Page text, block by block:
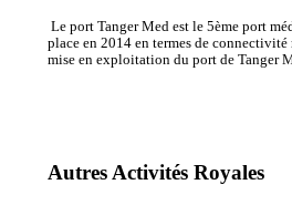
Le port Tanger Med est le 5ème port
place en 2014 en termes de
mise en exploitation du port de Tanger
Autres Activités Royales